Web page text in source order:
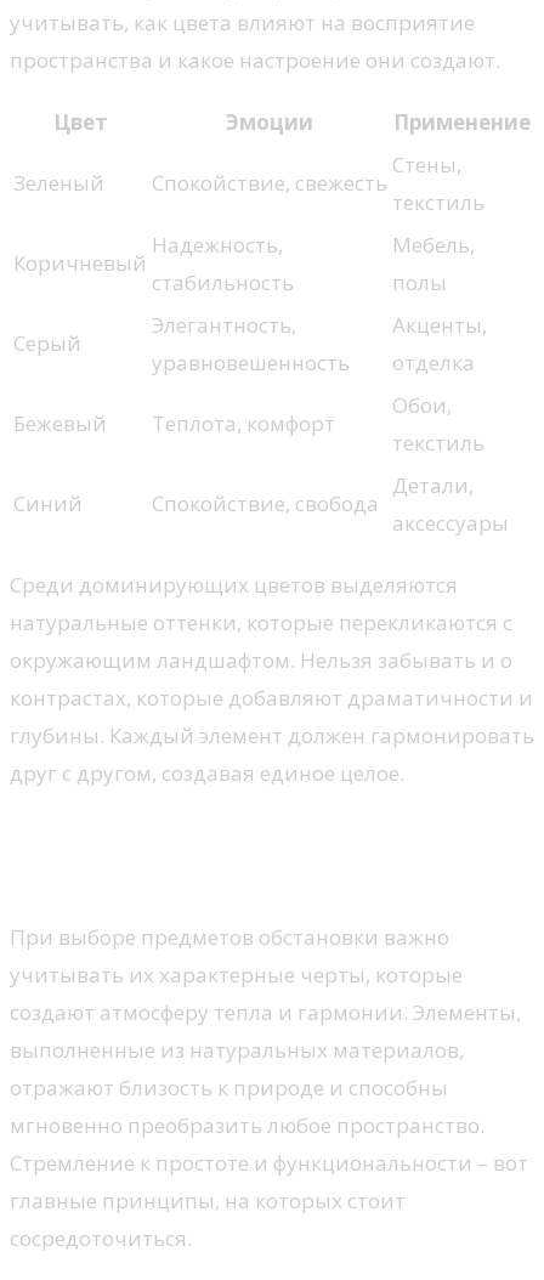
учитывать, как цвета влияют на восприятие
пространства и какое настроение они создают.
Цвет Эмоции Применение
Зеленый Спокойствие, свежесть
Стены,
текстиль
Коричневый
Надежность,
стабильность
Мебель,
полы
Серый
Элегантность,
уравновешенность
Акценты,
отделка
Бежевый Теплота, комфорт
Обои,
текстиль
Синий Спокойствие, свобода
Детали,
аксессуары
Среди доминирующих цветов выделяются
натуральные оттенки, которые перекликаются с
окружающим ландшафтом. Нельзя забывать и о
контрастах, которые добавляют драматичности и
глубины. Каждый элемент должен гармонировать
друг с другом, создавая единое целое.
При выборе предметов обстановки важно
учитывать их характерные черты, которые
создают атмосферу тепла и гармонии. Элементы,
выполненные из натуральных материалов,
отражают близость к природе и способны
мгновенно преобразить любое пространство.
Стремление к простоте и функциональности – вот
главные принципы, на которых стоит
сосредоточиться.